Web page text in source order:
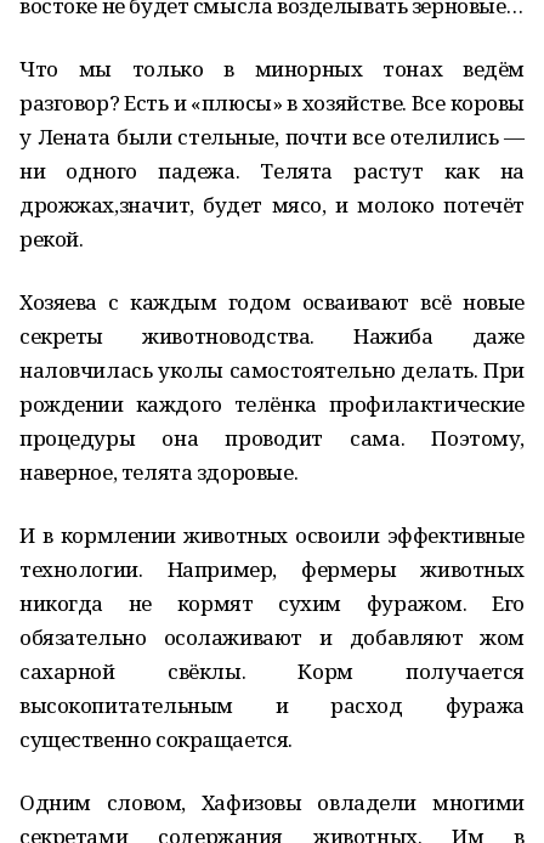
Что мы только в минорных тонах ведём
разговор? Есть и «плюсы» в хозяйстве. Все коровы
у Лената были стельные, почти все отелились —
ни одного падежа. Телята растут как на
дрожжах,значит, будет мясо, и молоко потечёт
рекой.
Хозяева с каждым годом осваивают всё новые
секреты животноводства. Нажиба даже
наловчилась уколы самостоятельно делать. При
рождении каждого телёнка профилактические
процедуры она проводит сама. Поэтому,
наверное, телята здоровые.
И в кормлении животных освоили эффективные
технологии. Например, фермеры животных
никогда не кормят сухим фуражом. Его
обязательно осолаживают и добавляют жом
сахарной свёклы. Корм получается
высокопитательным и расход фуража
существенно сокращается.
Одним словом, Хафизовы овладели многими
секретами содержания животных. Им в